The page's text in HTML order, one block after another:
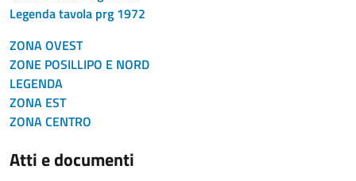
Legenda tavola prg 1972
ZONA OVEST
ZONE POSILLIPO E NORD
LEGENDA
ZONA EST
ZONA CENTRO
Atti e documenti